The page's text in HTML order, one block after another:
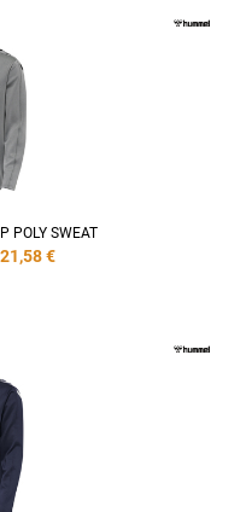
POLY SWEAT
21,58€